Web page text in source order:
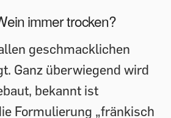
immer trocken?
geschmacklichen
Ganz überwiegend wird
bekannt ist
Formulierung „fränkisch